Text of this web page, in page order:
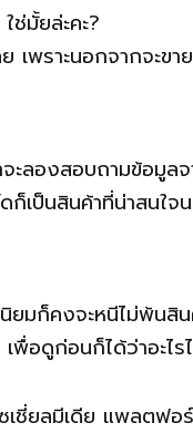
ช่มั้ยล่ะคะ?
พราะนอกจากจะข
ลองสอบถามข้อมูล
ป็นสินค้าที่น่าสนใจน
ยมก็คงจะหนีไม่พ้
พื่อดูก่อนก็ได้ว่าอะไ
เชี่ยลมีเดีย แพลต